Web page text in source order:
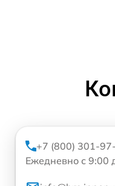
+7 (800) 301-
Ежедневно с 9:00